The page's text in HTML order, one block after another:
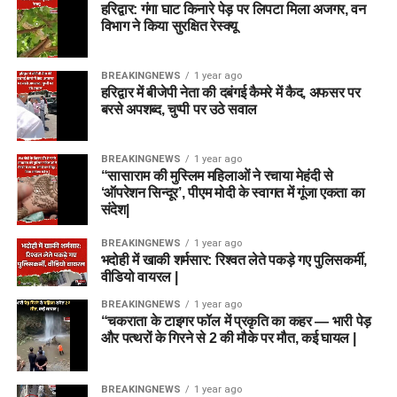
हरिद्वार: गंगा घाट किनारे पेड़ पर लिपटा मिला अजगर, वन
विभाग ने किया सुरक्षित रेस्क्यू
BREAKINGNEWS 1 year ago
हरिद्वार में बीजेपी नेता की दबंगई कैमरे में कैद, अफसर पर
बरसे अपशब्द, चुप्पी पर उठे सवाल
BREAKINGNEWS 1 year ago
“सासाराम की मुस्लिम महिलाओं ने रचाया मेहंदी से
‘ऑपरेशन सिन्दूर’, पीएम मोदी के स्वागत में गूंजा एकता का
संदेश|
BREAKINGNEWS 1 year ago
भदोही में खाकी शर्मसार: रिश्वत लेते पकड़े गए पुलिसकर्मी,
वीडियो वायरल |
BREAKINGNEWS 1 year ago
“चकराता के टाइगर फॉल में प्रकृति का कहर — भारी पेड़
और पत्थरों के गिरने से 2 की मौके पर मौत, कई घायल |
BREAKINGNEWS 1 year ago